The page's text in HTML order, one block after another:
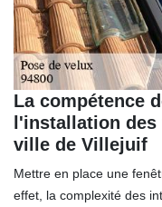
La compétence
l'installation des
ville de Villejuif
Mettre en place une
effet, la complexité des